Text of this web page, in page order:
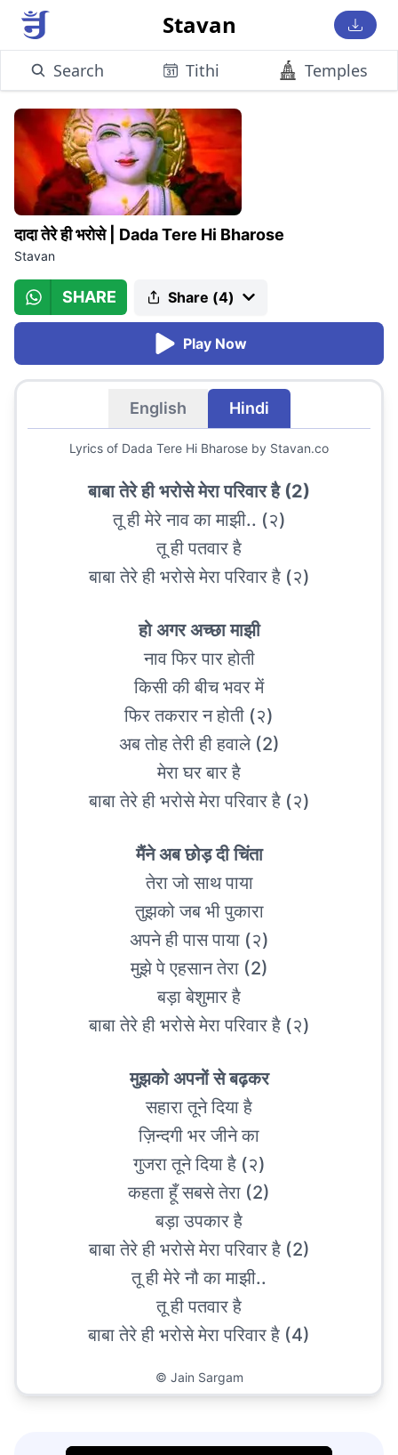
Stavan
Search Tithi Temples
दादा तेरे ही भरोसे| Dada Tere Hi Bharose
Stavan
SHARE Share (4)
Play Now
English Hindi
Lyrics of Dada Tere Hi Bharose by Stavan.co
बाबा तेरे ही भरोसे मेरा परिवार है (2)
तू ही मेरे नाव का माझी.. (२)
तू ही पतवार है
बाबा तेरे ही भरोसे मेरा परिवार है (२)
हो अगर अच्छा माझी
नाव फिर पार होती
किसी की बीच भवर में
फिर तकरार न होती (२)
अब तोह तेरी ही हवाले (2)
मेरा घर बार है
बाबा तेरे ही भरोसे मेरा परिवार है (२)
मैंने अब छोड़ दी चिंता
तेरा जो साथ पाया
तुझको जब भी पुकारा
अपने ही पास पाया (२)
मुझे पे एहसान तेरा (2)
बड़ा बेशुमार है
बाबा तेरे ही भरोसे मेरा परिवार है (२)
मुझको अपनों से बढ़कर
सहारा तूने दिया है
ज़िन्दगी भर जीने का
गुजरा तूने दिया है (२)
कहता हूँ सबसे तेरा (2)
बड़ा उपकार है
बाबा तेरे ही भरोसे मेरा परिवार है (2)
तू ही मेरे नौ का माझी..
तू ही पतवार है
बाबा तेरे ही भरोसे मेरा परिवार है (4)
© Jain Sargam